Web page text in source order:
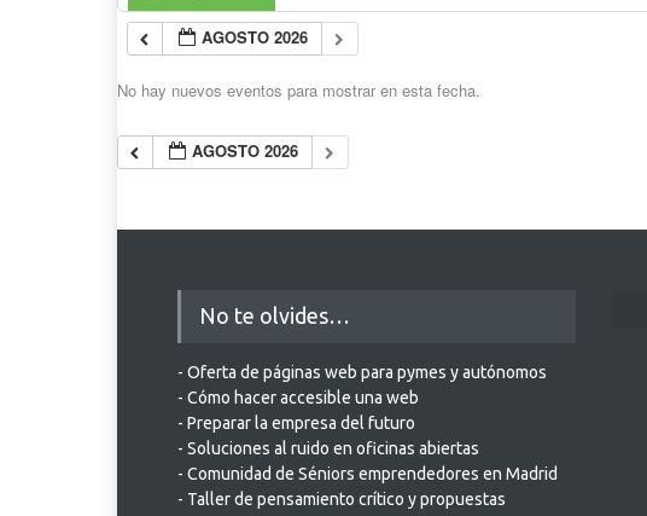
AGOSTO 2026
No hay nuevos eventos para mostrar en esta fecha.
AGOSTO 2026
No te olvides…
- Oferta de páginas web para pymes y autónomos
- Cómo hacer accesible una web
- Preparar la empresa del futuro
- Soluciones al ruido en oficinas abiertas
- Comunidad de Séniors emprendedores en Madrid
- Taller de pensamiento crítico y propuestas